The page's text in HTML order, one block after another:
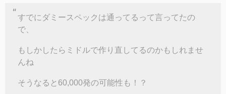
すでにダミースペックは通ってるって言ってたの
で、
もしかしたらミドルで作り直してるのかもしれませ
んね
そうなると60,000発の可能性も！？